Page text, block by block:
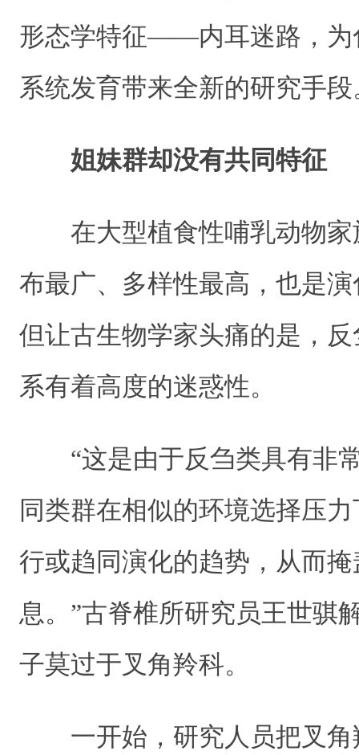
形态学特征——内耳迷路，为
系统发育带来全新的研究手段
姐妹群却没有共同特征
在大型植食性哺乳动物家
布最广、多样性最高，也是
但让古生物学家头痛的是，
系有着高度的迷惑性。
“这是由于反刍类具有非
同类群在相似的环境选择压
行或趋同演化的趋势，从而
息。”古脊椎所研究员王世骐
子莫过于叉角羚科。
一开始，研究人员把叉角